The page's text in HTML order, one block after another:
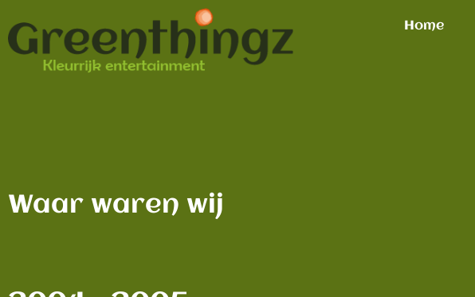
Home
Waar waren wij